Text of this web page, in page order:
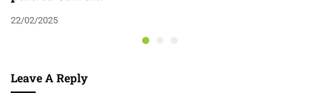
22/02/2025
Leave A Reply